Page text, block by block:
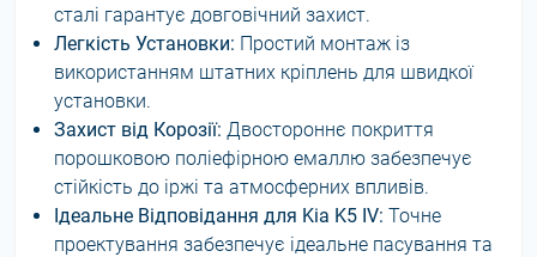
сталі гарантує довговічний захист.
Легкість Установки: Простий монтаж із
використанням штатних кріплень для швидкої
установки.
Захист від Корозії: Двостороннє покриття
порошковою поліефірною емаллю забезпечує
стійкість до іржі та атмосферних впливів.
Ідеальне Відповідання для Kia K5 IV: Точне
проектування забезпечує ідеальне пасування та